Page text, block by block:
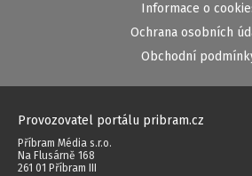
Informace o
Ochrana osobních
Obchodní
Provozovatel portálu pribram.cz
Příbram Média s.r.o.
Na Flusárně 168
261 01 Příbram III